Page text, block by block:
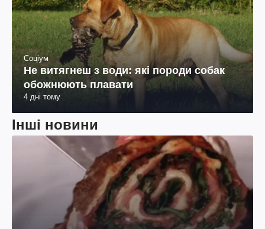
Соціум
Не витягнеш з води: які породи собак
обожнюють плавати
4 дні тому
Інші новини